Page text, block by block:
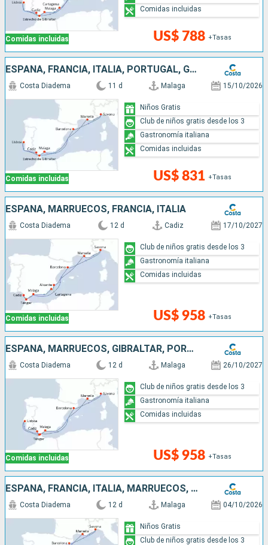
Comidas incluidas US$ 788 +Tasas
Comidas incluidas
ESPAÑA, FRANCIA, ITALIA, PORTUGAL, GIBRALTAR
Comidas incluidas
Costa Diadema 11 d Malaga 15/10/2026
US$ 831 +Tasas
Niños Gratis
Club de niños gratis desde los 3
Gastronomía italiana
Comidas incluidas
ESPAÑA, MARRUECOS, FRANCIA, ITALIA
Comidas incluidas
Costa Diadema 12 d Cadiz 17/10/2027
US$ 958 +Tasas
Club de niños gratis desde los 3
Gastronomía italiana
Comidas incluidas
ESPAÑA, MARRUECOS, GIBRALTAR, PORTUGAL, FRANCIA, ITALIA
Comidas incluidas
Costa Diadema 12 d Malaga 26/10/2027
US$ 958 +Tasas
Club de niños gratis desde los 3
Gastronomía italiana
Comidas incluidas
ESPAÑA, FRANCIA, ITALIA, MARRUECOS, GIBRALTAR
Costa Diadema 12 d Malaga 04/10/2026
Niños Gratis
Club de niños gratis desde los 3